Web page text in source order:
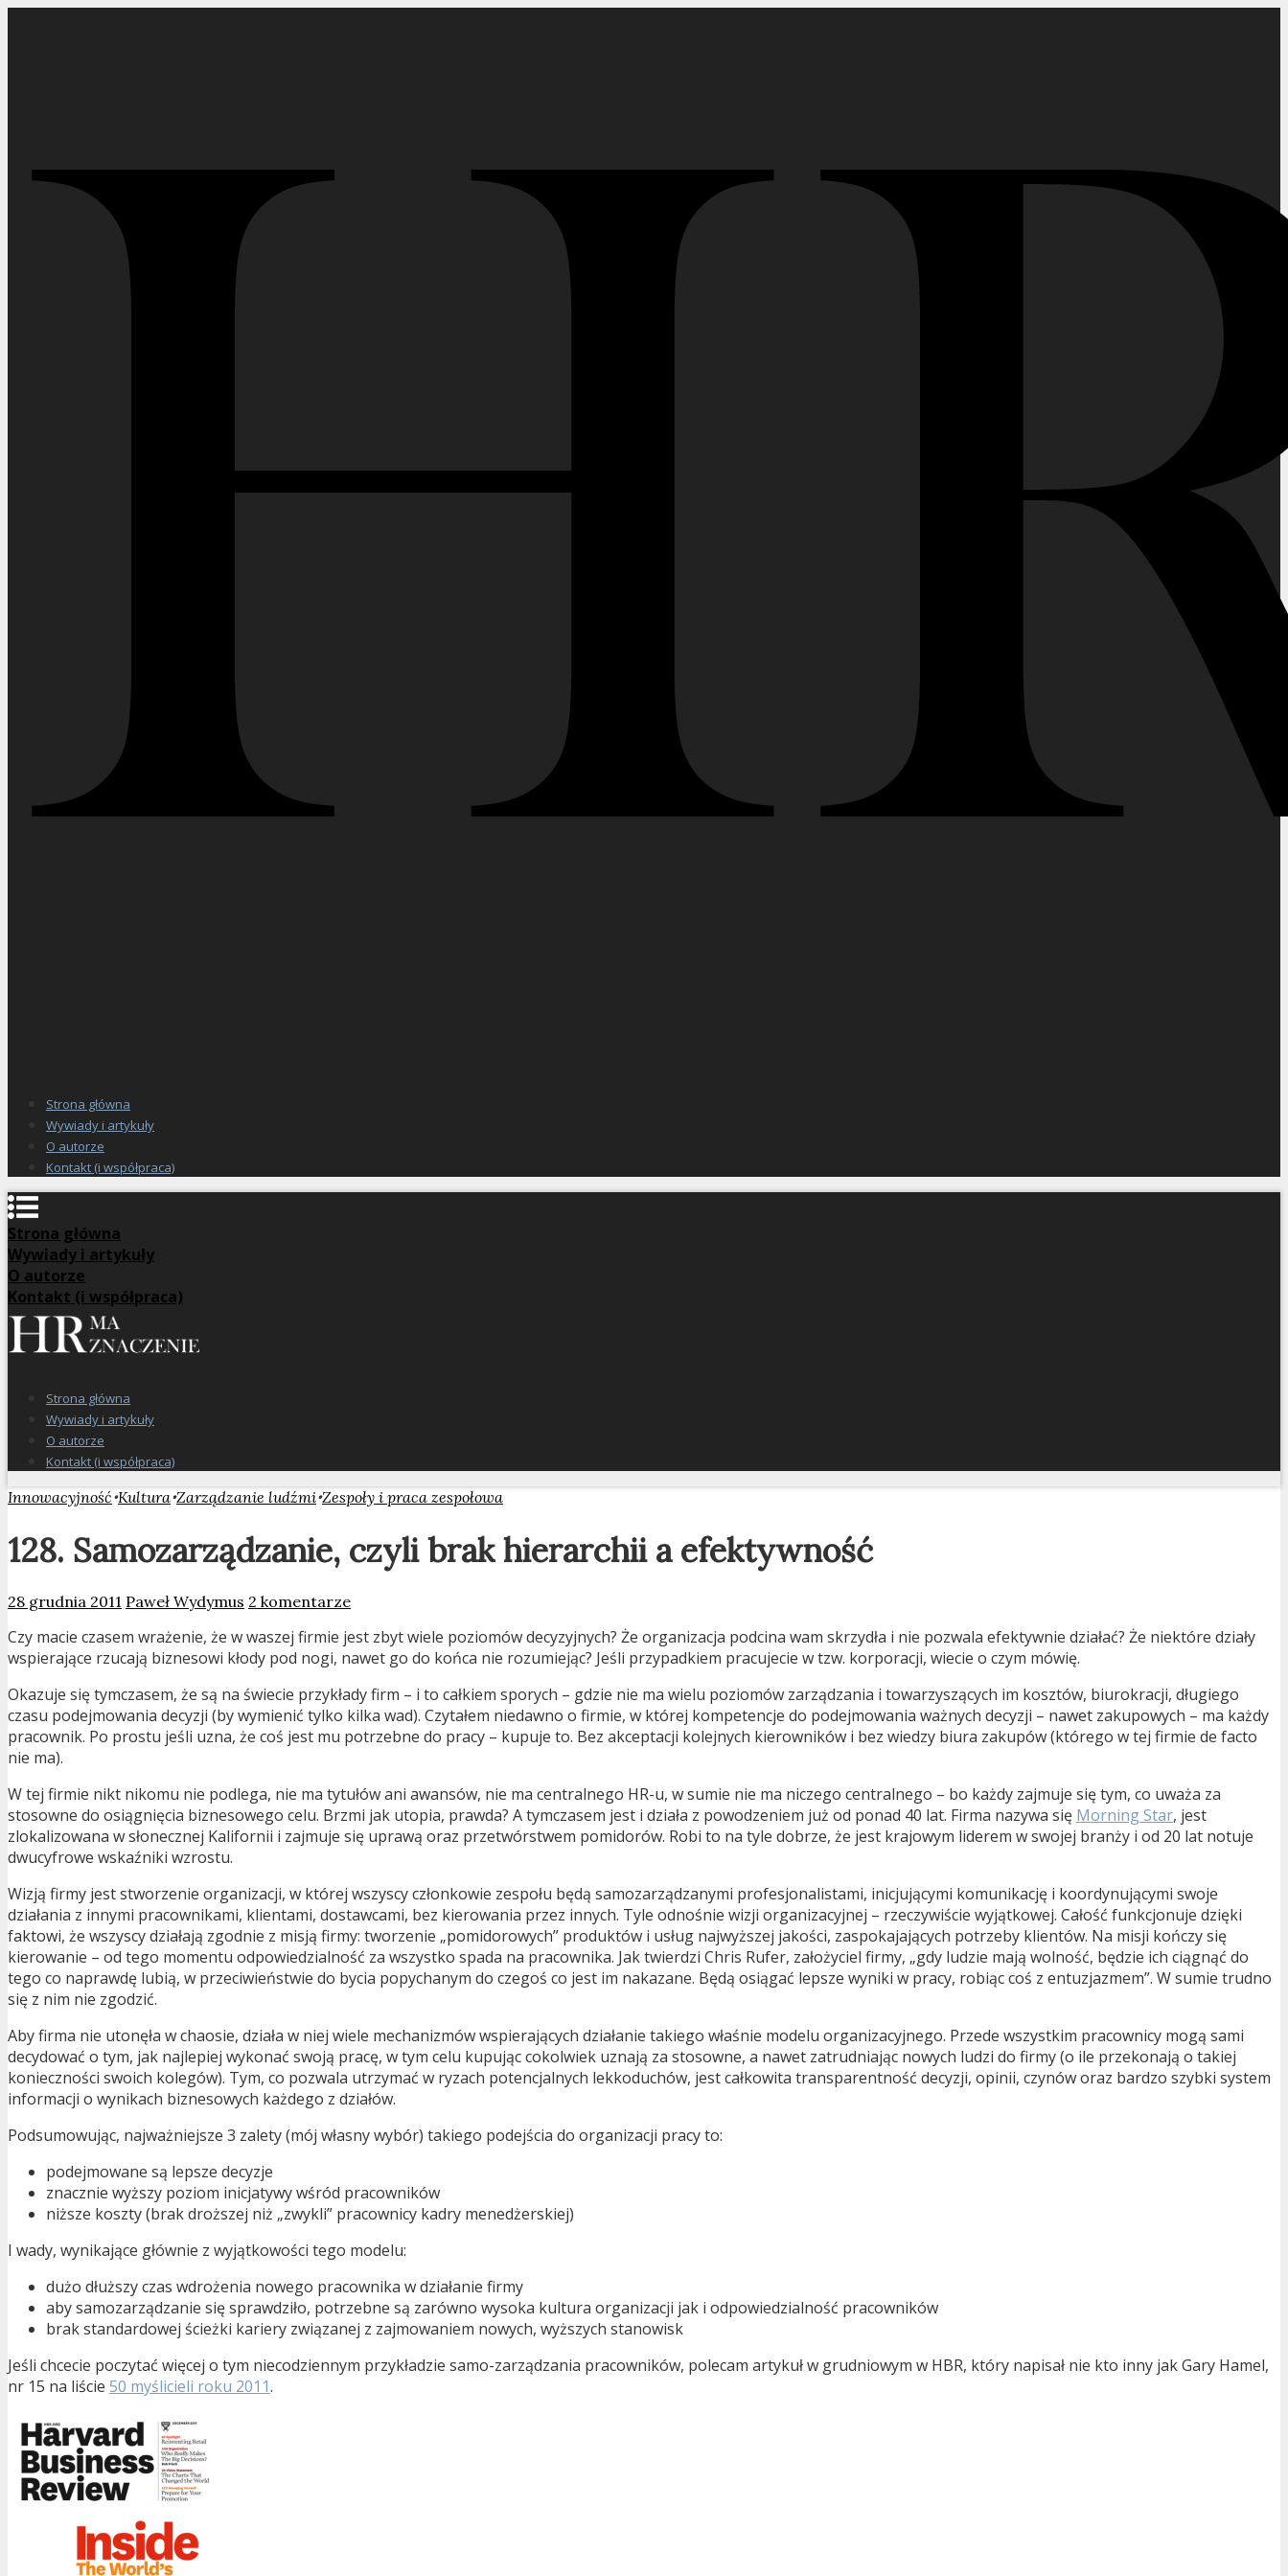
Strona główna
Wywiady i artykuły
O autorze
Kontakt (i współpraca)
Strona główna
Wywiady i artykuły
O autorze
Kontakt (i współpraca)
Strona główna
Wywiady i artykuły
O autorze
Kontakt (i współpraca)
Innowacyjność•Kultura•Zarządzanie ludźmi•Zespoły i praca zespołowa
128. Samozarządzanie, czyli brak hierarchii a efektywność
28 grudnia 2011 Paweł Wydymus 2 komentarze
Czy macie czasem wrażenie, że w waszej firmie jest zbyt wiele poziomów decyzyjnych? Że organizacja podcina wam skrzydła i nie pozwala efektywnie działać? Że niektóre działy
wspierające rzucają biznesowi kłody pod nogi, nawet go do końca nie rozumiejąc? Jeśli przypadkiem pracujecie w tzw. korporacji, wiecie o czym mówię.
Okazuje się tymczasem, że są na świecie przykłady firm – i to całkiem sporych – gdzie nie ma wielu poziomów zarządzania i towarzyszących im kosztów, biurokracji, długiego
czasu podejmowania decyzji (by wymienić tylko kilka wad). Czytałem niedawno o firmie, w której kompetencje do podejmowania ważnych decyzji – nawet zakupowych – ma każdy
pracownik. Po prostu jeśli uzna, że coś jest mu potrzebne do pracy – kupuje to. Bez akceptacji kolejnych kierowników i bez wiedzy biura zakupów (którego w tej firmie de facto
nie ma).
W tej firmie nikt nikomu nie podlega, nie ma tytułów ani awansów, nie ma centralnego HR-u, w sumie nie ma niczego centralnego – bo każdy zajmuje się tym, co uważa za
stosowne do osiągnięcia biznesowego celu. Brzmi jak utopia, prawda? A tymczasem jest i działa z powodzeniem już od ponad 40 lat. Firma nazywa się Morning Star, jest
zlokalizowana w słonecznej Kalifornii i zajmuje się uprawą oraz przetwórstwem pomidorów. Robi to na tyle dobrze, że jest krajowym liderem w swojej branży i od 20 lat notuje
dwucyfrowe wskaźniki wzrostu.
Wizją firmy jest stworzenie organizacji, w której wszyscy członkowie zespołu będą samozarządzanymi profesjonalistami, inicjującymi komunikację i koordynującymi swoje
działania z innymi pracownikami, klientami, dostawcami, bez kierowania przez innych. Tyle odnośnie wizji organizacyjnej – rzeczywiście wyjątkowej. Całość funkcjonuje dzięki
faktowi, że wszyscy działają zgodnie z misją firmy: tworzenie „pomidorowych” produktów i usług najwyższej jakości, zaspokajających potrzeby klientów. Na misji kończy się
kierowanie – od tego momentu odpowiedzialność za wszystko spada na pracownika. Jak twierdzi Chris Rufer, założyciel firmy, „gdy ludzie mają wolność, będzie ich ciągnąć do
tego co naprawdę lubią, w przeciwieństwie do bycia popychanym do czegoś co jest im nakazane. Będą osiągać lepsze wyniki w pracy, robiąc coś z entuzjazmem”. W sumie trudno
się z nim nie zgodzić.
Aby firma nie utonęła w chaosie, działa w niej wiele mechanizmów wspierających działanie takiego właśnie modelu organizacyjnego. Przede wszystkim pracownicy mogą sami
decydować o tym, jak najlepiej wykonać swoją pracę, w tym celu kupując cokolwiek uznają za stosowne, a nawet zatrudniając nowych ludzi do firmy (o ile przekonają o takiej
konieczności swoich kolegów). Tym, co pozwala utrzymać w ryzach potencjalnych lekkoduchów, jest całkowita transparentność decyzji, opinii, czynów oraz bardzo szybki system
informacji o wynikach biznesowych każdego z działów.
Podsumowując, najważniejsze 3 zalety (mój własny wybór) takiego podejścia do organizacji pracy to:
podejmowane są lepsze decyzje
znacznie wyższy poziom inicjatywy wśród pracowników
niższe koszty (brak droższej niż „zwykli” pracownicy kadry menedżerskiej)
I wady, wynikające głównie z wyjątkowości tego modelu:
dużo dłuższy czas wdrożenia nowego pracownika w działanie firmy
aby samozarządzanie się sprawdziło, potrzebne są zarówno wysoka kultura organizacji jak i odpowiedzialność pracowników
brak standardowej ścieżki kariery związanej z zajmowaniem nowych, wyższych stanowisk
Jeśli chcecie poczytać więcej o tym niecodziennym przykładzie samo-zarządzania pracowników, polecam artykuł w grudniowym w HBR, który napisał nie kto inny jak Gary Hamel,
nr 15 na liście 50 myślicieli roku 2011.